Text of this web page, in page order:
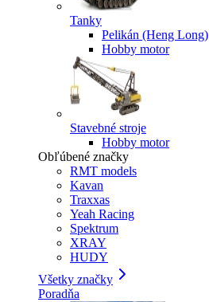
Tanky
Pelikán (Heng Long)
Hobby motor
Stavebné stroje
Hobby motor
Obľúbené značky
RMT models
Kavan
Traxxas
Yeah Racing
Spektrum
XRAY
HUDY
Všetky značky
Poradňa